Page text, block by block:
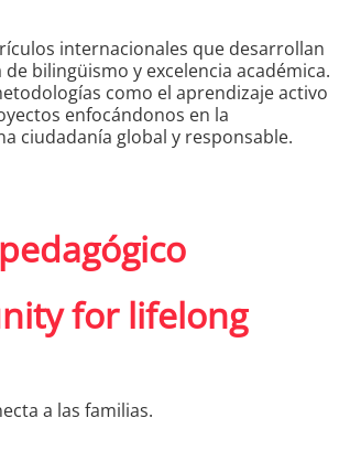
internacionales que desarrollan
bilingüismo y excelencia académica.
como el aprendizaje activo
enfocándonos en la
ciudadanía global y responsable.
for lifelong
a las familias.